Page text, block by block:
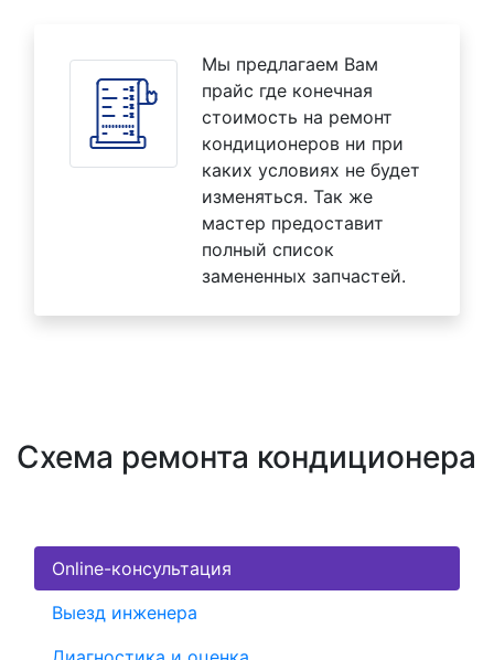
Мы предлагаем Вам
прайс где конечная
стоимость на ремонт
кондиционеров ни при
каких условиях не будет
изменяться. Так же
мастер предоставит
полный список
замененных запчастей.
Схема ремонта кондиционера
Online-консультация
Выезд инженера